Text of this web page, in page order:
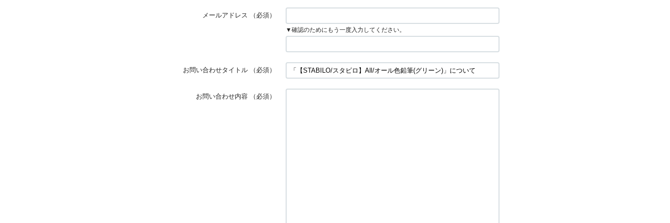
メールアドレス （必須）
▼確認のためにもう一度入力してください。
お問い合わせタイトル （必須）
お問い合わせ内容 （必須）